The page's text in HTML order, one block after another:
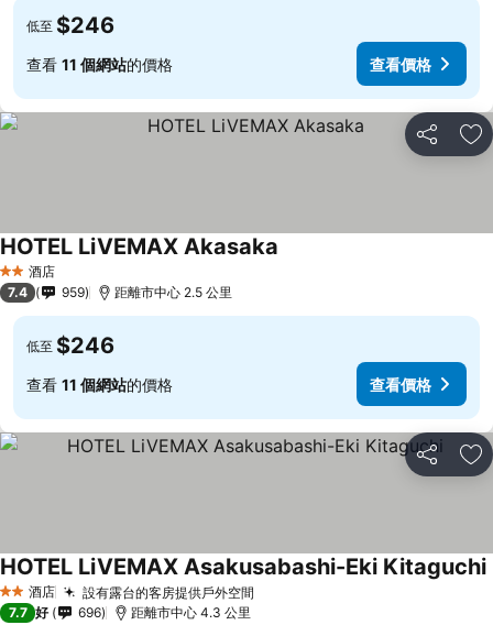
低至 $246
查看 11 個網站的價格 查看價格
分享 放
2 星級酒店
HOTEL LiVEMAX Akasaka
7.4 959 距離市中心 2.5 公里
低至 $246
查看 11 個網站的價格 查看價格
分享 放
2 星級酒店 設有露台的客房提供戶外空間
HOTEL LiVEMAX Asakusabashi-Eki Kitaguchi
7.7 好 696 距離市中心 4.3 公里